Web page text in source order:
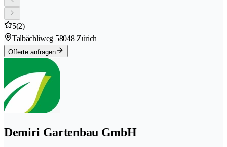
5(2)
Talbächliweg 58048 Zürich
Offerte anfragen
Demiri Gartenbau GmbH